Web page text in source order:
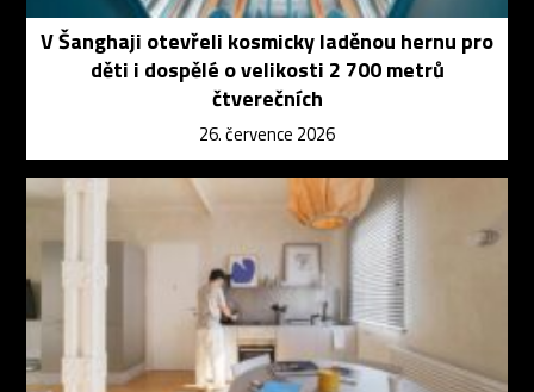
V Šanghaji otevřeli kosmicky laděnou hernu pro
děti i dospělé o velikosti 2 700 metrů
čtverečních
26. července 2026